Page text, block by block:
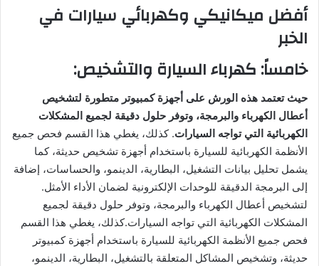
أفضل ميكانيكي وكهربائي سيارات في
الخبر
خامساً: كهرباء السيارة والتشخيص:
حيث تعتمد هذه الورش على أجهزة كمبيوتر متطورة لتشخيص
أعطال الكهرباء والبرمجة، وتوفر حلول دقيقة لجميع المشكلات
الكهربائية التي تواجه السيارات. كذلك، يغطي هذا القسم فحص جميع
الأنظمة الكهربائية للسيارة باستخدام أجهزة تشخيص حديثة، كما
يشمل تحليل بيانات التشغيل، البطارية، الدينمو، والحساسات، إضافة
إلى البرمجة الدقيقة للوحدات الإلكترونية لضمان الأداء الأمثل.
لتشخيص أعطال الكهرباء والبرمجة، وتوفر حلول دقيقة لجميع
المشكلات الكهربائية التي تواجه السيارات.كذلك، يغطي هذا القسم
فحص جميع الأنظمة الكهربائية للسيارة باستخدام أجهزة كمبيوتر
حديثة، وتشخيص المشاكل المتعلقة بالتشغيل، البطارية، الدينمو،